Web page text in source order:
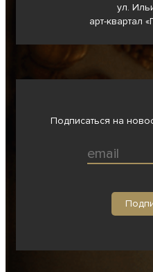
ул.
арт-квартал
Подписаться на